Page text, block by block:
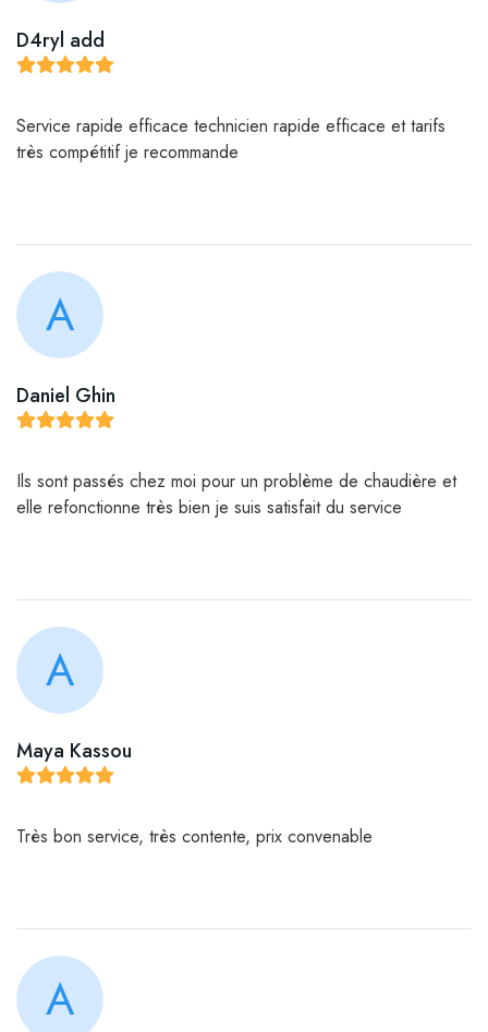
D4ryl add
Service rapide efficace technicien rapide efficace et tarifs
très compétitif je recommande
A
Daniel Ghin
Ils sont passés chez moi pour un problème de chaudière et
elle refonctionne très bien je suis satisfait du service
A
Maya Kassou
Très bon service, très contente, prix convenable
A